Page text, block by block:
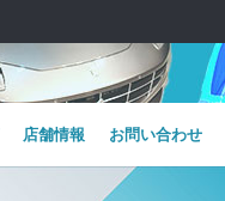
店舗情報 お問い合わせ